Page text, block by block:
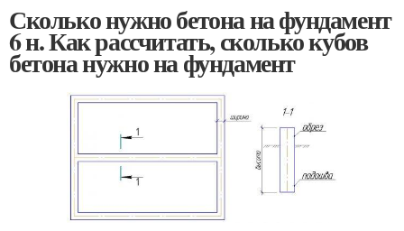
Сколько нужно бетона на фундамент
6 н. Как рассчитать, сколько кубов
бетона нужно на фундамент